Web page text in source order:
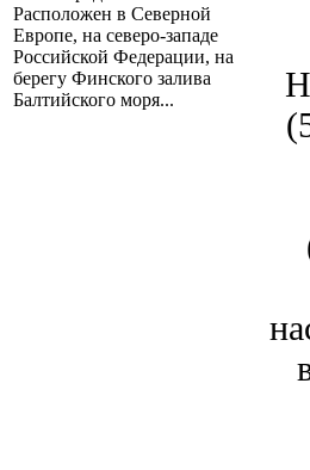
Расположен в Северной
Европе, на северо-западе
Российской Федерации, на
берегу Финского залива
Балтийского моря...